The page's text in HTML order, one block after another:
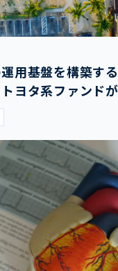
用基盤を構築す
ヨタ系ファンド